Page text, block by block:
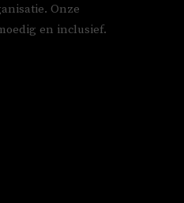
Onze
en inclusief.